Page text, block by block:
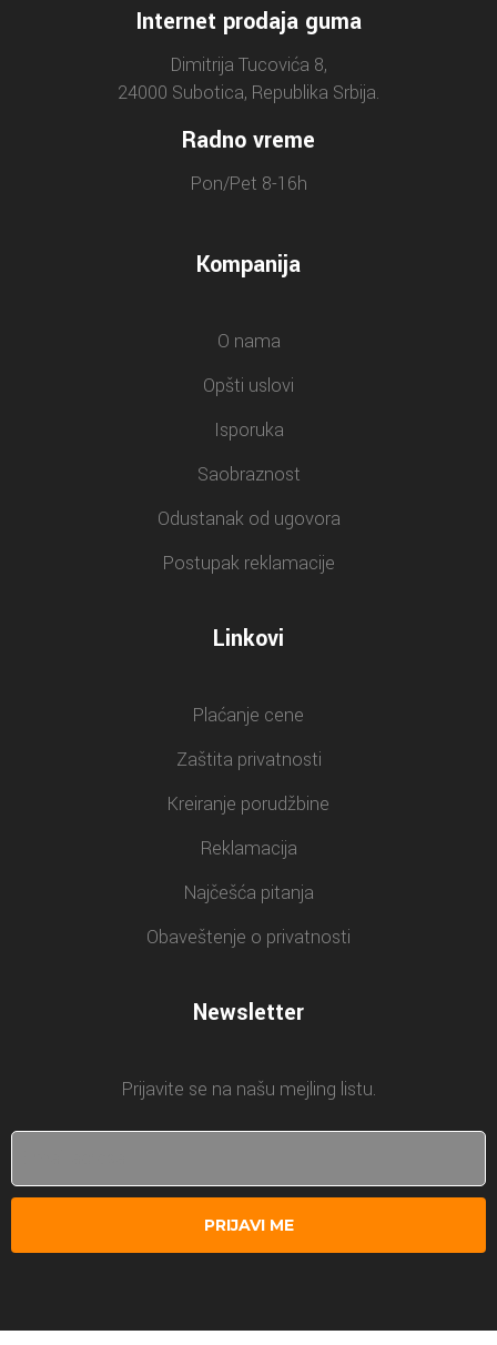
Internet prodaja guma
Dimitrija Tucovića 8,
24000 Subotica, Republika Srbija.
Radno vreme
Pon/Pet 8-16h
Kompanija
O nama
Opšti uslovi
Isporuka
Saobraznost
Odustanak od ugovora
Postupak reklamacije
Linkovi
Plaćanje cene
Zaštita privatnosti
Kreiranje porudžbine
Reklamacija
Najčešća pitanja
Obaveštenje o privatnosti
Newsletter
Prijavite se na našu mejling listu.
PRIJAVI ME